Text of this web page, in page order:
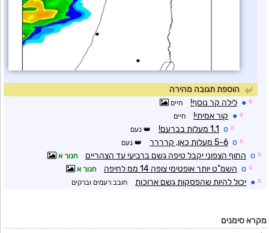
הוספת תגובה מהירה
☼
● לילה קר נוסף! חיים
☼
● קור אמיתי! חיים
☼
o 1.1 מעלות בברעם! נעם
☼
o 5-6 מעלות כאן, קרררר נעם
☼
o החוף הצפוני יקבל טיפה גשם ברביעי עד הצהריים חנוך א
☼
o השמ"ט יותר אופטימי צופה 14 ממ לחיפה חנוך א
☼
● יכול להיות שהפסקות גשם ארוכות חובב רעמים וברקים
מקרא סימנים